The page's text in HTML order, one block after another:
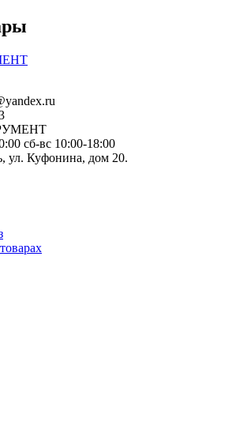
сб-вс 10:00-18:00
ул. Куфонина, дом 20.